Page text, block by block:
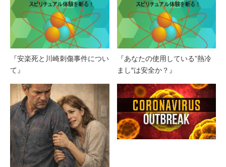
『安楽死と川崎刺傷事件につい
て』
『あなたの使用している”熱冷
まし″は安全か？』